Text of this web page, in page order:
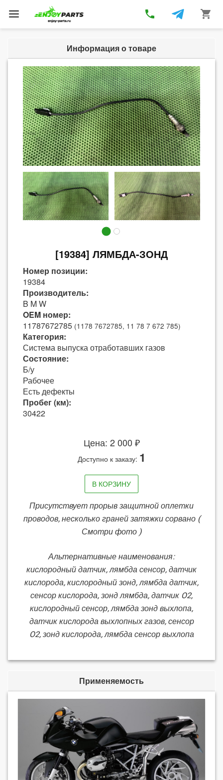
Toggle
navigation
phone shopping_cart
Информация о товаре
[19384] ЛЯМБДА-ЗОНД
Номер позиции:
19384
Производитель:
B M W
OEM номер:
11787672785 (1178 7672785, 11 78 7 672 785)
Категория:
Система выпуска отработавших газов
Состояние:
Б/у
Рабочее
Есть дефекты
Пробег (км):
30422
Цена: 2 000 ₽
Доступно к заказу: 1
В КОРЗИНУ
Присутствует прорыв защитной оплетки
проводов, несколько граней затяжки сорвано (
Смотри фото )
Альтернативные наименования:
кислородный датчик, лямбда сенсор, датчик
кислорода, кислородный зонд, лямбда датчик,
сенсор кислорода, зонд лямбда, датчик O2,
кислородный сенсор, лямбда зонд выхлопа,
датчик кислорода выхлопных газов, сенсор
O2, зонд кислорода, лямбда сенсор выхлопа
Применяемость